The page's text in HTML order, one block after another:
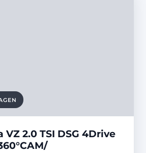
VZ 2.0 TSI DSG 4Drive